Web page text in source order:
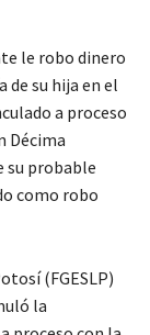
le robo dinero
de su hija en el
a proceso
Décima
su probable
como robo
(FGESLP)
la